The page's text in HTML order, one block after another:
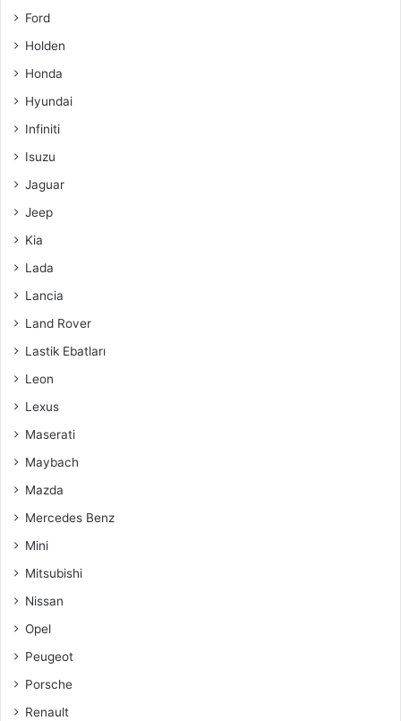
Ford
Holden
Honda
Hyundai
Infiniti
Isuzu
Jaguar
Jeep
Kia
Lada
Lancia
Land Rover
Lastik Ebatları
Leon
Lexus
Maserati
Maybach
Mazda
Mercedes Benz
Mini
Mitsubishi
Nissan
Opel
Peugeot
Porsche
Renault